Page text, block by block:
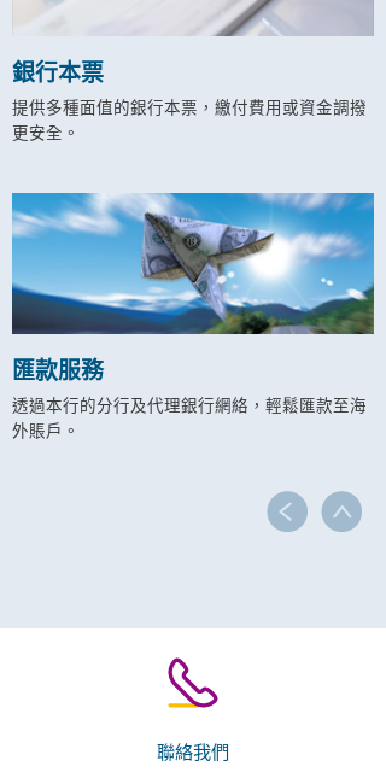
銀行本票
提供多種面值的銀行本票，繳付費用或資金調撥
更安全。
匯款服務
透過本行的分行及代理銀行網絡，輕鬆匯款至海
外賬戶。
聯絡我們